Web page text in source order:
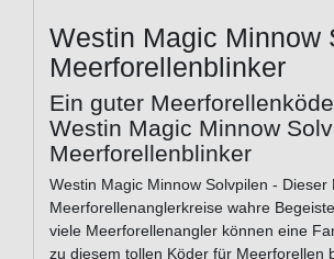
Westin Magic Minnow
Meerforellenblinker
Ein guter
Westin Magic Minnow
Meerforellenblinker
Westin Magic Minnow Solvpilen - Dieser
Meerforellenanglerkreise wahre
viele Meerforellenangler können eine
zu diesem tollen Köder für Meerforellen